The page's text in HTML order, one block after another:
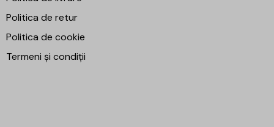
Politica de retur
Politica de cookie
Termeni și condiții